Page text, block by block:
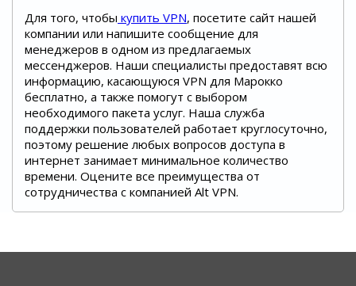
Для того, чтобы купить VPN, посетите сайт нашей
компании или напишите сообщение для
менеджеров в одном из предлагаемых
мессенджеров. Наши специалисты предоставят всю
информацию, касающуюся VPN для Марокко
бесплатно, а также помогут с выбором
необходимого пакета услуг. Наша служба
поддержки пользователей работает круглосуточно,
поэтому решение любых вопросов доступа в
интернет занимает минимальное количество
времени. Оцените все преимущества от
сотрудничества с компанией Alt VPN.